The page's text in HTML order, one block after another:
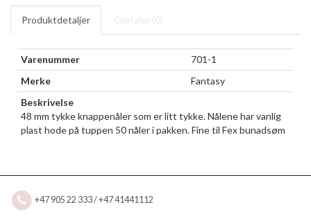
Produktdetaljer Omtaler (0)
Varenummer
701-1
Merke
Fantasy
Beskrivelse
48 mm tykke knappenåler som er litt tykke. Nålene har vanlig
plast hode på tuppen 50 nåler i pakken. Fine til Fex bunadsøm
+47 905 22 333 / +47 41441112